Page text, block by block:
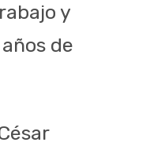
y
de